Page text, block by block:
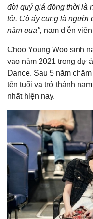
đời quý giá đồng thời là
tôi. Cô ấy cũng là người
năm qua", nam diễn
Choo Young Woo sinh
vào năm 2021 trong dự
Dance. Sau 5 năm
tên tuổi và trở thành
nhất hiện nay.